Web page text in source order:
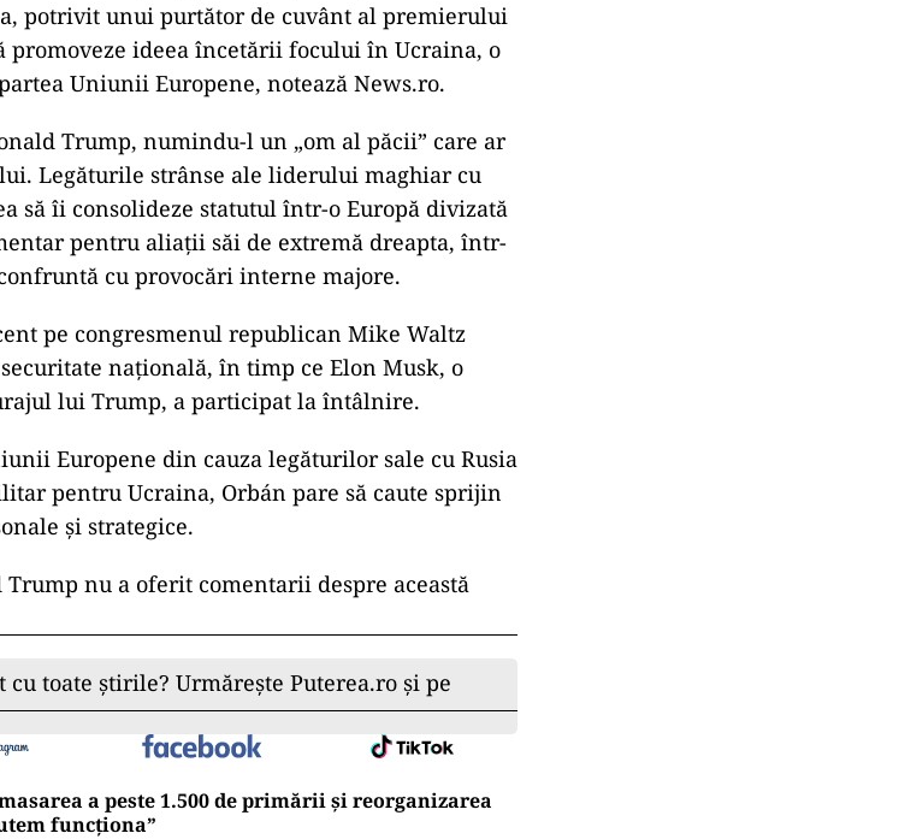
potrivit unui purtător de cuvânt al premierului
promoveze ideea încetării focului în Ucraina, o
Uniunii Europene, notează News.ro.
Trump, numindu-l un „om al păcii” care ar
Legăturile strânse ale liderului maghiar cu
să îi consolideze statutul într-o Europă divizată
pentru aliații săi de extremă dreapta, într-
cu provocări interne majore.
pe congresmenul republican Mike Waltz
națională, în timp ce Elon Musk, o
lui Trump, a participat la întâlnire.
Europene din cauza legăturilor sale cu Rusia
pentru Ucraina, Orbán pare să caute sprijin
și strategice.
nu a oferit comentarii despre această
toate știrile? Urmărește Puterea.ro și pe
a peste 1.500 de primării și reorganizarea
funcționa”